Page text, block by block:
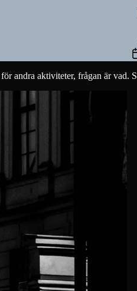
andra aktiviteter, frågan är vad.